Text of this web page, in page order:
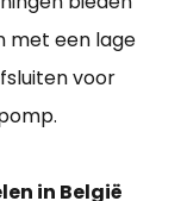
met een lage
voor
in België